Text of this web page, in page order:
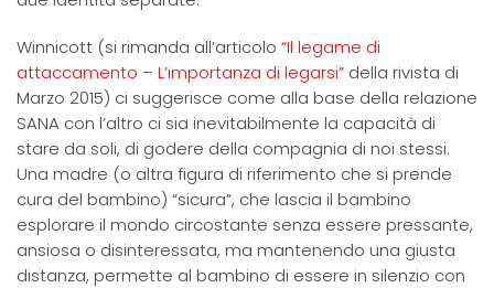
Winnicott (si rimanda all’articolo “Il legame di
attaccamento – L’importanza di legarsi” della rivista di
Marzo 2015) ci suggerisce come alla base della relazione
SANA con l’altro ci sia inevitabilmente la capacità di
stare da soli, di godere della compagnia di noi stessi.
Una madre (o altra figura di riferimento che si prende
cura del bambino) “sicura”, che lascia il bambino
esplorare il mondo circostante senza essere pressante,
ansiosa o disinteressata, ma mantenendo una giusta
distanza, permette al bambino di essere in silenzio con